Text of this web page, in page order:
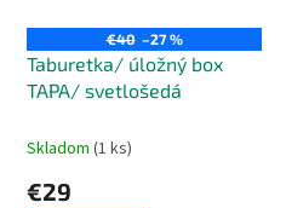
€40 –27 %
Taburetka/ úložný box
TAPA/ svetlošedá
Skladom (1 ks)
€29